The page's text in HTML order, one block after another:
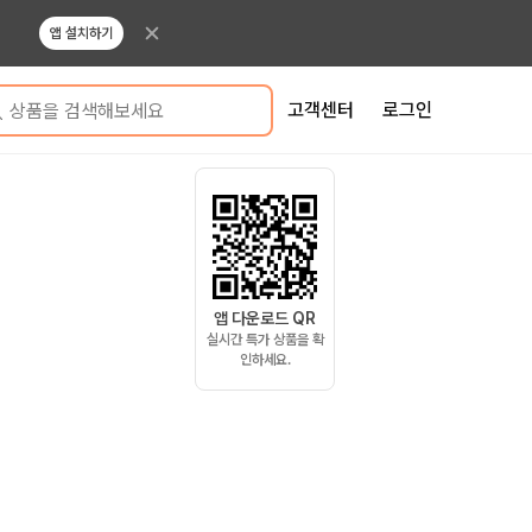
앱 설치하기
상품을 검색해보세요 고객센터 로그인
앱 다운로드 QR
실시간 특가 상품을 확
인하세요.